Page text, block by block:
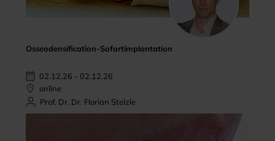
Osseodensification-Sofortimplantation
02.12.26 - 02.12.26
online
Prof. Dr. Dr. Florian Stelzle